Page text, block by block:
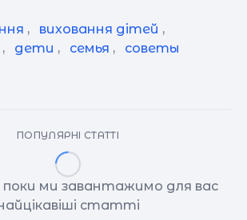
, виховання дітей ,
, дети , семья ,
советы
ПОПУЛЯРНІ СТАТТІ
ми завантажимо для вас
статті